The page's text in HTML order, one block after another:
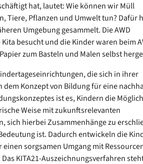
hat, lautet: Wie können wir Müll
Tiere, Pflanzen und Umwelt tun? Dafür
Umgebung gesammelt. Die AWD
besucht und die Kinder waren beim
zum Basteln und Malen selbst
die sich in ihrer
Konzept von Bildung für eine
ist es, Kindern die
Weise mit zukunftsrelevanten
sich hierbei Zusammenhänge zu
ist. Dadurch entwickeln die
sorgsamen Umgang mit
KITA21-Auszeichnungsverfahren